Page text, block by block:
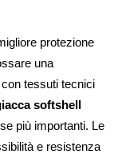
protezione
dal vento, dal freddo e dall'acqua, basta indossare una
tessuti tecnici
softshell
più importanti. Le
e resistenza